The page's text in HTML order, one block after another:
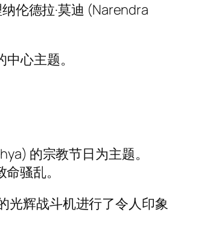
伦德拉·莫迪 (Narendra
心主题。
的宗教节日为主题。
骚乱。
光辉战斗机进行了令人印象